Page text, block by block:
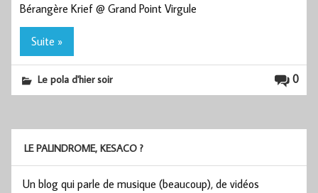
Bérangère Krief @ Grand Point Virgule
Suite »
0
Le pola d'hier soir
LE PALINDROME, KESACO ?
Un blog qui parle de musique (beaucoup), de vidéos